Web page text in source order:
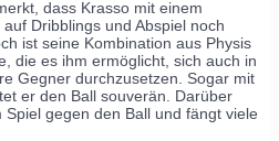
dass Krasso mit einem
Dribblings und Abspiel noch
ist seine Kombination aus Physis
die es ihm ermöglicht, sich auch in
Gegner durchzusetzen. Sogar mit
er den Ball souverän. Darüber
gegen den Ball und fängt viele